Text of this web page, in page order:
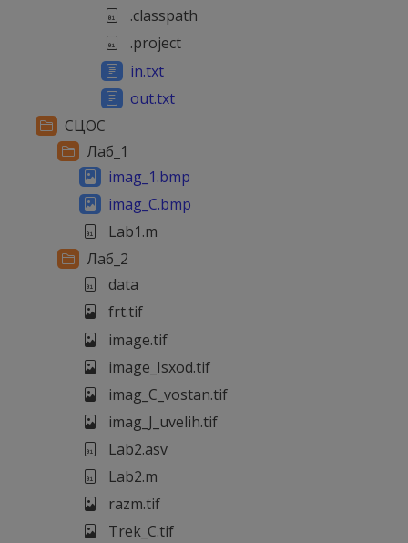
.classpath
.project
in.txt
out.txt
СЦОС
Лаб_1
imag_1.bmp
imag_C.bmp
Lab1.m
Лаб_2
data
frt.tif
image.tif
image_Isxod.tif
imag_C_vostan.tif
imag_J_uvelih.tif
Lab2.asv
Lab2.m
razm.tif
Trek_C.tif